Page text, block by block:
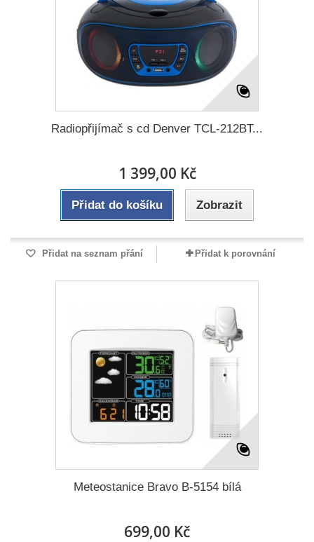
Radiopřijímač s cd Denver TCL-212BT...
1 399,00 Kč
Přidat do košíku Zobrazit
Přidat na seznam přání Přidat k porovnání
Meteostanice Bravo B-5154 bílá
699,00 Kč